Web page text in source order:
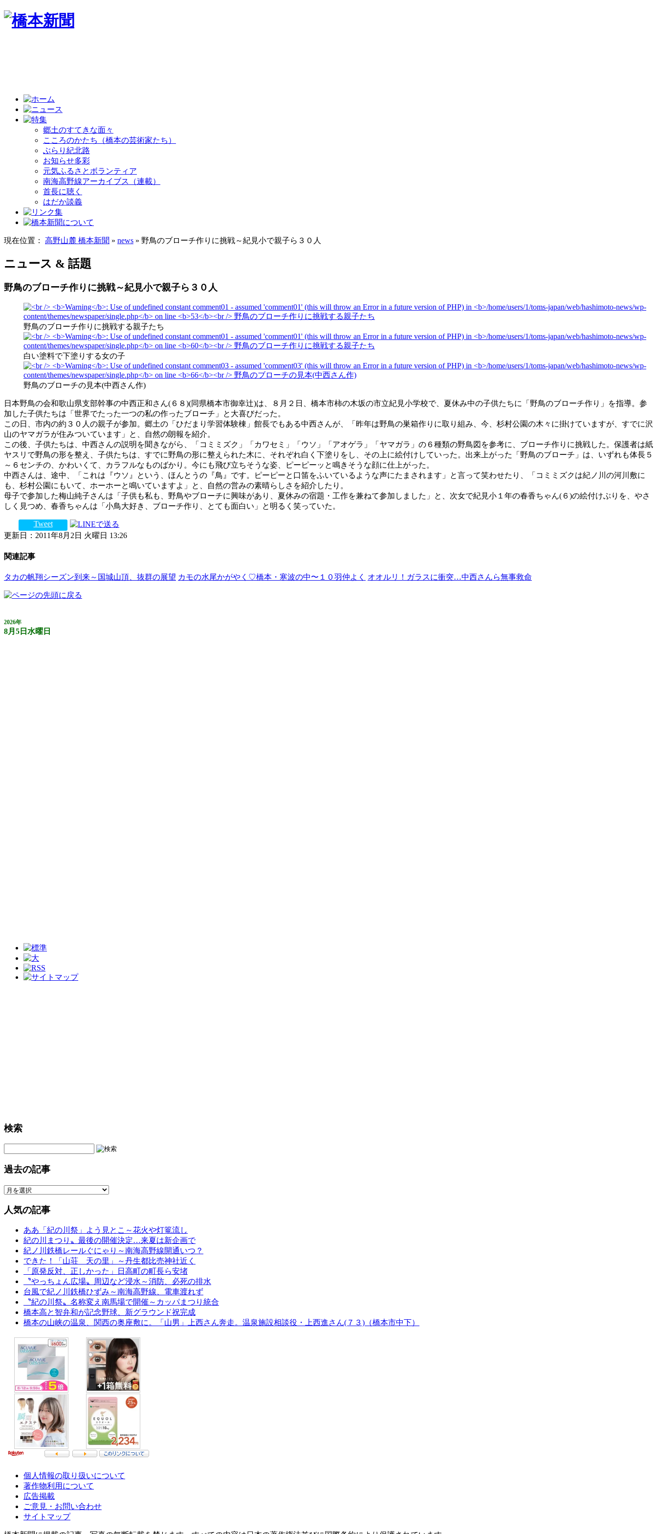
郷土のすてきな面々
こころのかたち（橋本の芸術家たち）
ぶらり紀北路
お知らせ多彩
元気ふるさとボランティア
南海高野線アーカイブス（連載）
首長に聴く
はだか談義
現在位置： 高野山麓 橋本新聞 » news » 野鳥のブローチ作りに挑戦～紀見小で親子ら３０人
ニュース & 話題
野鳥のブローチ作りに挑戦～紀見小で親子ら３０人
野鳥のブローチ作りに挑戦する親子たち
白い塗料で下塗りする女の子
野鳥のブローチの見本(中西さん作)
日本野鳥の会和歌山県支部幹事の中西正和さん(６８)(同県橋本市御幸辻)は、８月２日、橋本市柿の木坂の市立紀見小学校で、夏休み中の子供たちに「野鳥のブローチ作り」を指導。参
加した子供たちは「世界でたった一つの私の作ったブローチ」と大喜びだった。
この日、市内の約３０人の親子が参加。郷土の「ひだまり学習体験棟」館長でもある中西さんが、「昨年は野鳥の巣箱作りに取り組み、今、杉村公園の木々に掛けていますが、すでに沢
山のヤマガラが住みついています」と、自然の朗報を紹介。
この後、子供たちは、中西さんの説明を聞きながら、「コミミズク」「カワセミ」「ウソ」「アオゲラ」「ヤマガラ」の６種類の野鳥図を参考に、ブローチ作りに挑戦した。保護者は紙
ヤスリで野鳥の形を整え、子供たちは、すでに野鳥の形に整えられた木に、それぞれ白く下塗りをし、その上に絵付けしていった。出来上がった「野鳥のブローチ」は、いずれも体長５
～６センチの、かわいくて、カラフルなものばかり。今にも飛び立ちそうな姿、ピーピーッと鳴きそうな顔に仕上がった。
中西さんは、途中、「これは『ウソ』という、ほんとうの『鳥』です。ピーピーと口笛をふいているような声にたまされます」と言って笑わせたり、「コミミズクは紀ノ川の河川敷に
も、杉村公園にもいて、ホーホーと鳴いていますよ」と、自然の営みの素晴らしさを紹介したり。
母子で参加した梅山純子さんは「子供も私も、野鳥やブローチに興味があり、夏休みの宿題・工作を兼ねて参加しました」と、次女で紀見小１年の春香ちゃん(６)の絵付けぶりを、やさ
しく見つめ、春香ちゃんは「小鳥大好き、ブローチ作り、とても面白い」と明るく笑っていた。
Tweet
更新日：2011年8月2日 火曜日 13:26
関連記事
タカの帆翔シーズン到来～国城山頂、抜群の展望 カモの水尾かがやく♡橋本・寒波の中〜１０羽仲よく オオルリ！ガラスに衝突…中西さんら無事救命
2026年
8月5日水曜日
検索
過去の記事
人気の記事
ああ「紀の川祭」よう見とこ～花火や灯篭流し
紀の川まつり〟最後の開催決定…来夏は新企画で
紀ノ川鉄橋レールぐにゃり～南海高野線開通いつ？
できた！「山荘 天の里」～丹生都比売神社近く
「原発反対、正しかった」日高町の町長ら安堵
〝やっちょん広場〟周辺など浸水～消防、必死の排水
台風で紀ノ川鉄橋ひずみ～南海高野線、電車渡れず
〝紀の川祭〟名称変え南馬場で開催～カッパまつり統合
橋本高と智弁和が記念野球、新グラウンド祝完成
橋本の山峡の温泉、関西の奥座敷に。「山男」上西さん奔走。温泉施設相談役・上西進さん(７３)（橋本市中下）
個人情報の取り扱いについて
著作物利用について
広告掲載
ご意見・お問い合わせ
サイトマップ